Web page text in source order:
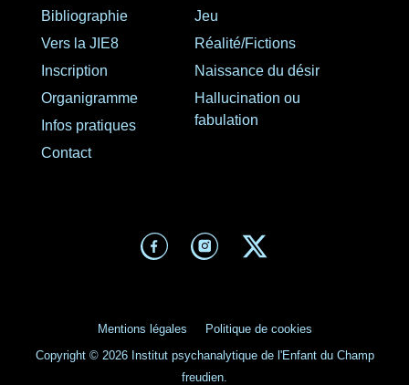
Bibliographie
Vers la JIE8
Inscription
Organigramme
Infos pratiques
Contact
Jeu
Réalité/Fictions
Naissance du désir
Hallucination ou
fabulation
Mentions légales
Politique de cookies
Copyright © 2026 Institut psychanalytique de l'Enfant du Champ
freudien.